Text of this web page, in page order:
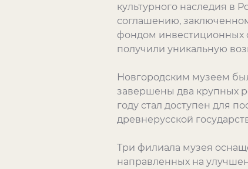
культурного наследия в
соглашению,
фондом инвестиционных
получили уникальную
Новгородским музеем
завершены два крупных
году стал доступен для
древнерусской
Три филиала музея
направленных на